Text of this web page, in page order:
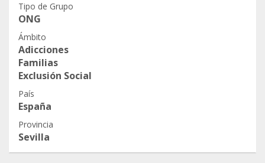
Tipo de Grupo
ONG
Ámbito
Adicciones
Familias
Exclusión Social
País
España
Provincia
Sevilla